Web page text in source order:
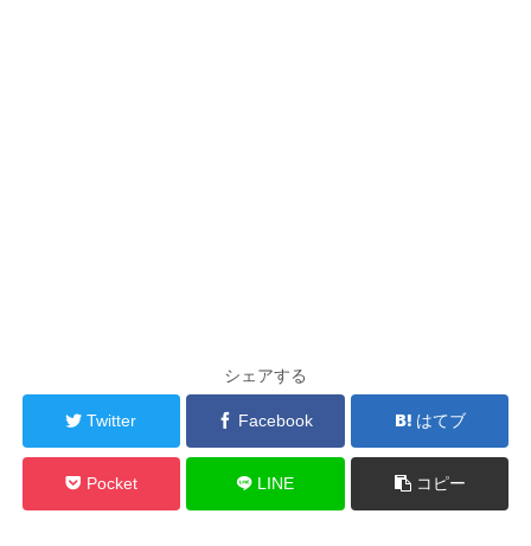
シェアする
Twitter Facebook はてブ
Pocket LINE コピー